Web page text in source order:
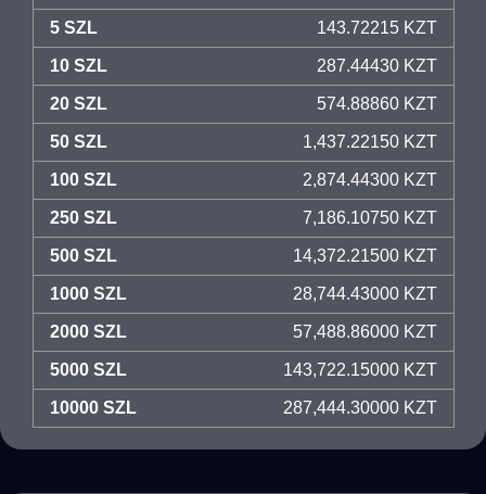
5 SZL 143.72215 KZT
10 SZL 287.44430 KZT
20 SZL 574.88860 KZT
50 SZL 1,437.22150 KZT
100 SZL 2,874.44300 KZT
250 SZL 7,186.10750 KZT
500 SZL 14,372.21500 KZT
1000 SZL 28,744.43000 KZT
2000 SZL 57,488.86000 KZT
5000 SZL 143,722.15000 KZT
10000 SZL 287,444.30000 KZT